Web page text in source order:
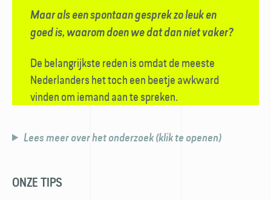
Maar als een spontaan gesprek zo leuk en
goed is, waarom doen we dat dan niet vaker?
De belangrijkste reden is omdat de meeste
Nederlanders het toch een beetje awkward
vinden om iemand aan te spreken.
Lees meer over het onderzoek (klik te openen)
ONZE TIPS